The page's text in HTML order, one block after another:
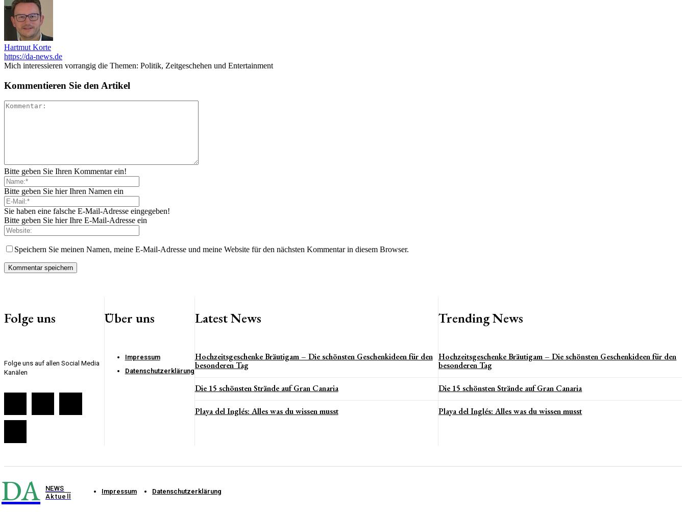
Hartmut Korte
https://da-news.de
Mich interessieren vorrangig die Themen: Politik, Zeitgeschehen und Entertainment
Kommentieren Sie den Artikel
Bitte geben Sie Ihren Kommentar ein!
Bitte geben Sie hier Ihren Namen ein
Sie haben eine falsche E-Mail-Adresse eingegeben!
Bitte geben Sie hier Ihre E-Mail-Adresse ein
Speichern Sie meinen Namen, meine E-Mail-Adresse und meine Website für den nächsten Kommentar in diesem Browser.
Folge uns
Folge uns auf allen Social Media
Kanälen
Über uns
Impressum
Datenschutzerklärung
Latest News
Hochzeitsgeschenke Bräutigam – Die schönsten Geschenkideen für den
besonderen Tag
Die 15 schönsten Strände auf Gran Canaria
Playa del Inglés: Alles was du wissen musst
Trending News
Hochzeitsgeschenke Bräutigam – Die schönsten Geschenkideen für den
besonderen Tag
Die 15 schönsten Strände auf Gran Canaria
Playa del Inglés: Alles was du wissen musst
DA
NEWS
Aktuell
Impressum Datenschutzerklärung